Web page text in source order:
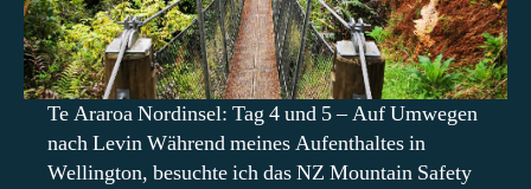
Te Araroa Nordinsel: Tag 4 und 5 – Auf Umwegen
nach Levin Während meines Aufenthaltes in
Wellington, besuchte ich das NZ Mountain Safety